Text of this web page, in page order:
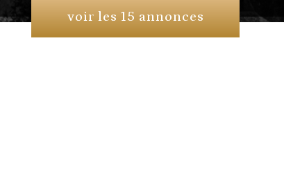
voir les 15 annonces